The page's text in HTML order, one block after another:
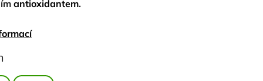
antioxidantem.